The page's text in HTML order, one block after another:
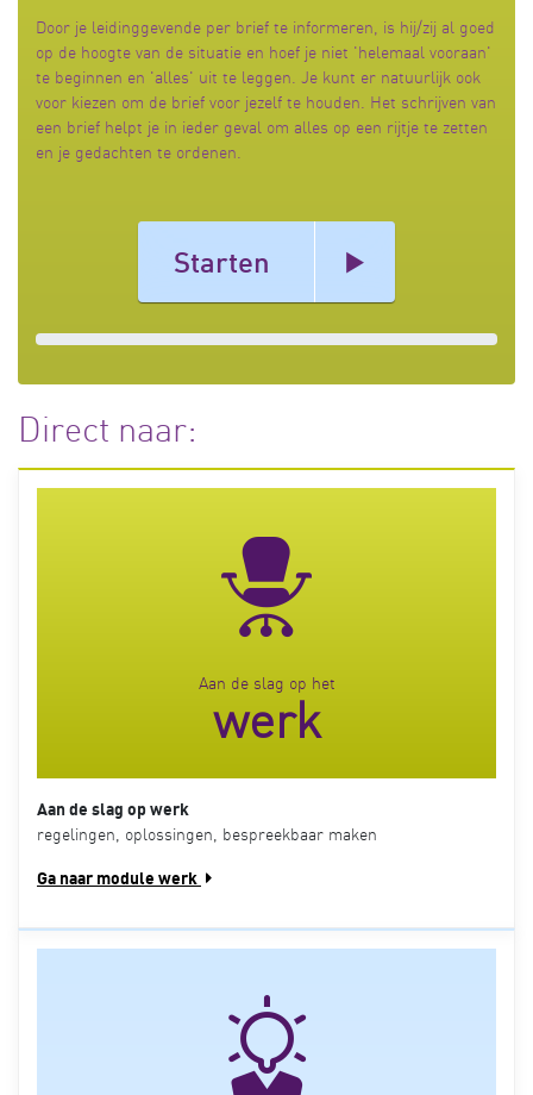
Door je leidinggevende per brief te informeren, is hij/zij al goed
op de hoogte van de situatie en hoef je niet 'helemaal vooraan'
te beginnen en 'alles' uit te leggen. Je kunt er natuurlijk ook
voor kiezen om de brief voor jezelf te houden. Het schrijven van
een brief helpt je in ieder geval om alles op een rijtje te zetten
en je gedachten te ordenen.
Starten
Direct naar:
Aan de slag op het
werk
Aan de slag op werk
regelingen, oplossingen, bespreekbaar maken
Ga naar module werk